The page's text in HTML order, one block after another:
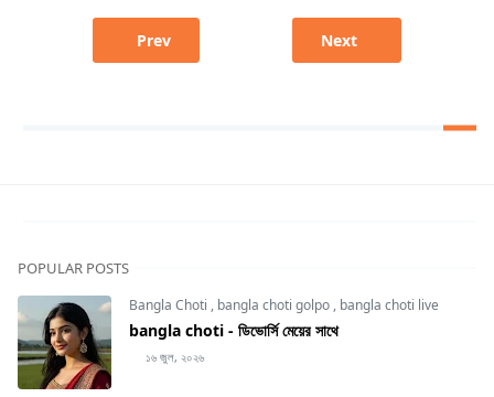
Prev Next
POPULAR POSTS
Bangla Choti , bangla choti golpo , bangla choti live
bangla choti - ডিভোর্সি মেয়ের সাথে
১৬ জুল, ২০২৬